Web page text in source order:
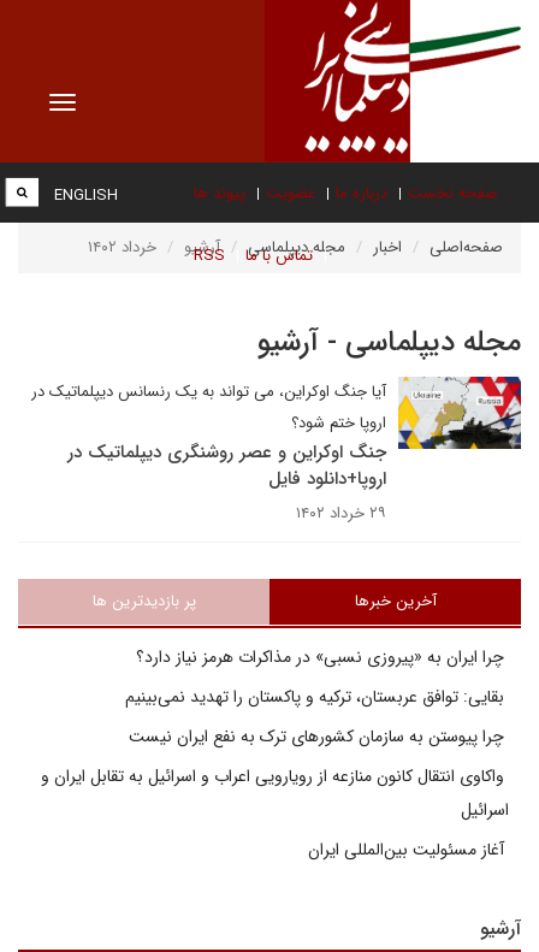
Toggle
صفحه نخست درباره ما عضویت پیوند ها
تماس با ما RSS
ENGLISH
صفحه‌اصلی اخبار مجله دیپلماسی آرشیو خرداد ۱۴۰۲
مجله دیپلماسی - آرشیو
آیا جنگ اوکراین، می تواند به یک رنسانس دیپلماتیک در
اروپا ختم شود؟
جنگ اوکراین و عصر روشنگری دیپلماتیک در
اروپا+دانلود فایل
۲۹ خرداد ۱۴۰۲
آخرین خبرها پر بازدیدترین ها
چرا ایران به «پیروزی نسبی» در مذاکرات هرمز نیاز دارد؟
بقایی: توافق عربستان، ترکیه و پاکستان را تهدید نمی‌بینیم
چرا پیوستن به سازمان کشورهای ترک به نفع ایران نیست
واکاوی انتقال کانون منازعه از رویارویی اعراب و اسرائیل به تقابل ایران و
اسرائیل
آغاز مسئولیت بین‌المللی ایران
آرشیو